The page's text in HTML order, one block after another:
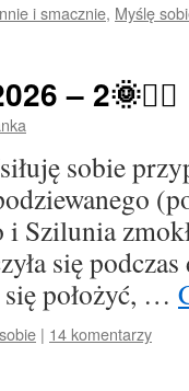
i smacznie, Myślę
– 2🌞🙋‍♀️
sobie
i Szilunia
się
położyć, …
| 14 komentarzy